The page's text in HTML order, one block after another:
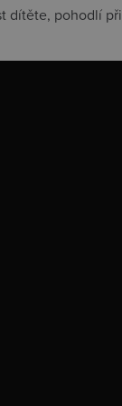
dítěte, pohodlí